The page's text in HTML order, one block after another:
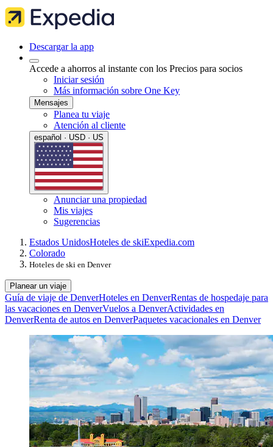
Descargar la app
Accede a ahorros al instante con los Precios para socios
Iniciar sesión
Más información sobre One Key
Mensajes
Planea tu viaje
Atención al cliente
español · USD · US
Anunciar una propiedad
Mis viajes
Sugerencias
Estados UnidosHoteles de skiExpedia.com
Colorado
Hoteles de ski en Denver
Planear un viaje
Guía de viaje de DenverHoteles en DenverRentas de hospedaje para
las vacaciones en DenverVuelos a DenverActividades en
DenverRenta de autos en DenverPaquetes vacacionales en Denver